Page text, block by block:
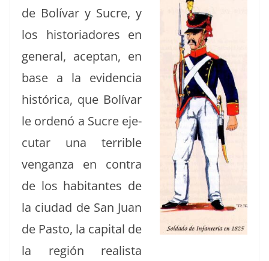
de Bolí­var y Sucre, y
los his­to­ri­adores en
gen­er­al, acep­tan, en
base a la evi­den­cia
históri­ca, que Bolí­var
le ordenó a Sucre eje­
cu­tar una ter­ri­ble
ven­gan­za en con­tra
de los habi­tantes de
la ciu­dad de San Juan
de Pas­to, la cap­i­tal de
la región real­ista